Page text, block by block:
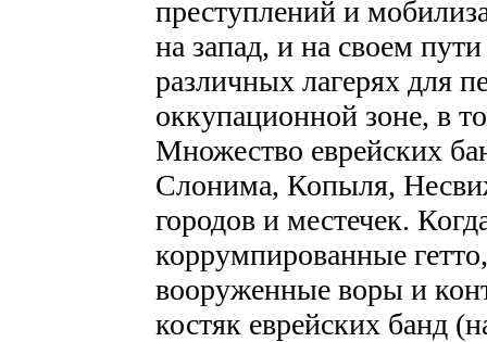
преступлений и
на запад, и на своем
различных лагерях для
оккупационной зоне, в
Множество еврейских
Слонима, Копыля,
городов и местечек.
коррумпированные
вооруженные воры и
костяк еврейских банд